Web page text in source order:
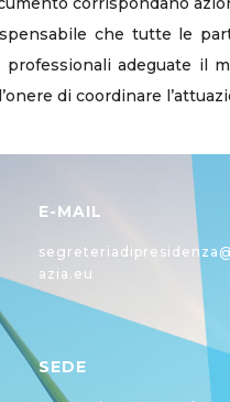
che tutte le
professionali adeguate il
di coordinare
E-MAIL
azia.eu
SEDE